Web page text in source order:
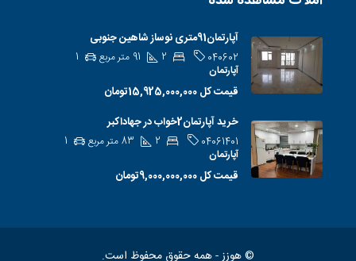
آپارتمان91متری نوساز شاهین جنوبی
040602
2
91 متر مربع
1
آپارتمان
قیمت کل
خرید آپارتمان2خواب در جهاداکبر
04061401
2
83 متر مربع
1
آپارتمان
قیمت کل
© هوزز - همه حقوق محفوظ است.